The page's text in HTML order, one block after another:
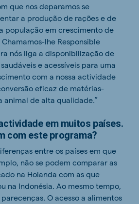
que nos deparamos se
a produção de rações e de
população em crescimento de
lhe Responsible
nós liga a disponibilização de
e acessíveis para uma
com a nossa actividade
eficaz de matérias-
animal de alta qualidade.”
em muitos países.
com este programa?
entre os países em que
não se podem comparar as
na Holanda com as que
na Indonésia. Ao mesmo tempo,
O acesso a alimentos